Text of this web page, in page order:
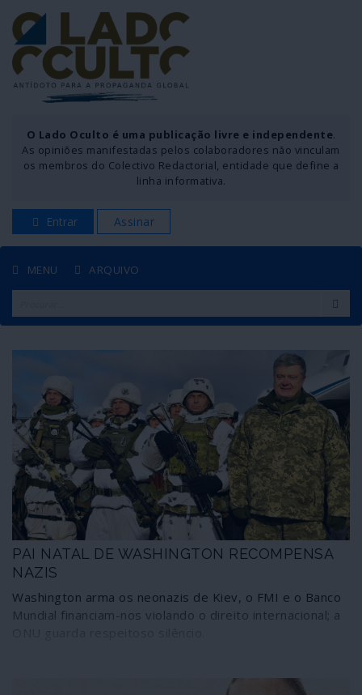
O Lado Oculto é uma publicação livre e independente.
As opiniões manifestadas pelos colaboradores não vinculam
os membros do Colectivo Redactorial, entidade que define a
linha informativa.
Entrar Assinar
MENU ARQUIVO
PAI NATAL DE WASHINGTON RECOMPENSA
NAZIS
Washington arma os neonazis de Kiev, o FMI e o Banco
Mundial financiam-nos violando o direito internacional; a